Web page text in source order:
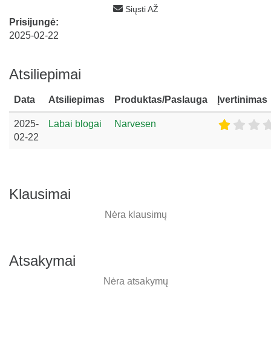
Siųsti AŽ
Prisijungė:
2025-02-22
Atsiliepimai
Data Atsiliepimas Produktas/Paslauga Įvertinimas
2025-
02-22
Labai blogai Narvesen
Klausimai
Nėra klausimų
Atsakymai
Nėra atsakymų